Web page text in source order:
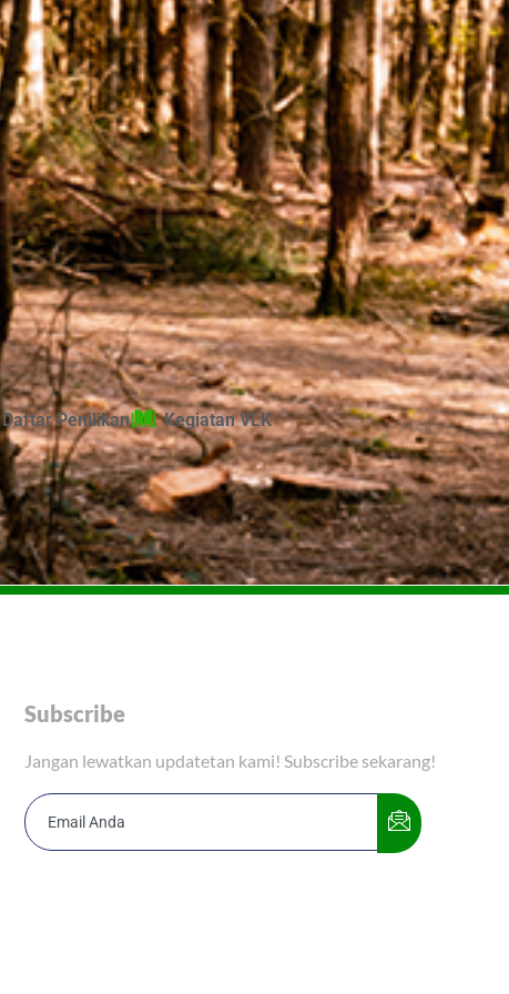
Daftar Penilikan Kegiatan VLK
Subscribe
Jangan lewatkan updatetan kami! Subscribe sekarang!